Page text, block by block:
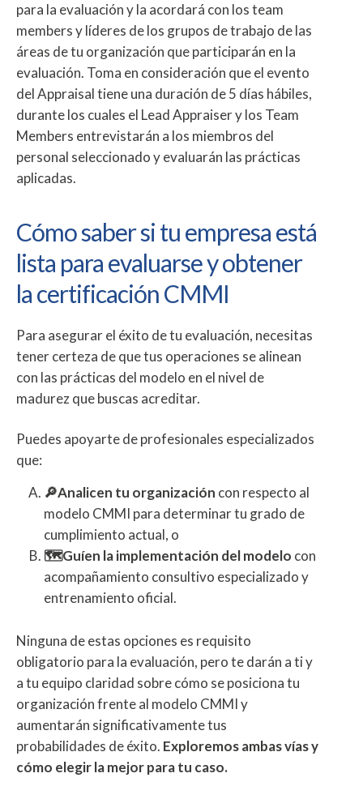
para la evaluación y la acordará con los team
members y líderes de los grupos de trabajo de las
áreas de tu organización que participarán en la
evaluación. Toma en consideración que el evento
del Appraisal tiene una duración de 5 días hábiles,
durante los cuales el Lead Appraiser y los Team
Members entrevistarán a los miembros del
personal seleccionado y evaluarán las prácticas
aplicadas.
Cómo saber si tu empresa está
lista para evaluarse y obtener
la certificación CMMI
Para asegurar el éxito de tu evaluación, necesitas
tener certeza de que tus operaciones se alinean
con las prácticas del modelo en el nivel de
madurez que buscas acreditar.
Puedes apoyarte de profesionales especializados
que:
🔎Analicen tu organización con respecto al
modelo CMMI para determinar tu grado de
cumplimiento actual, o
🗺️Guíen la implementación del modelo con
acompañamiento consultivo especializado y
entrenamiento oficial.
Ninguna de estas opciones es requisito
obligatorio para la evaluación, pero te darán a ti y
a tu equipo claridad sobre cómo se posiciona tu
organización frente al modelo CMMI y
aumentarán significativamente tus
probabilidades de éxito. Exploremos ambas vías y
cómo elegir la mejor para tu caso.